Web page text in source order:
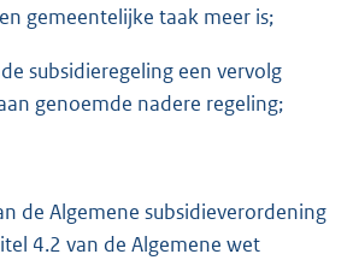
gemeentelijke taak meer is;
subsidieregeling een vervolg
genoemde nadere regeling;
de Algemene subsidieverordening
4.2 van de Algemene wet